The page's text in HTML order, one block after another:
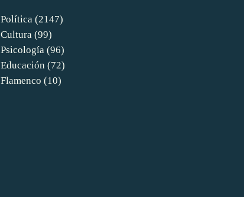
Política (2147)
Cultura (99)
Psicología (96)
Educación (72)
Flamenco (10)